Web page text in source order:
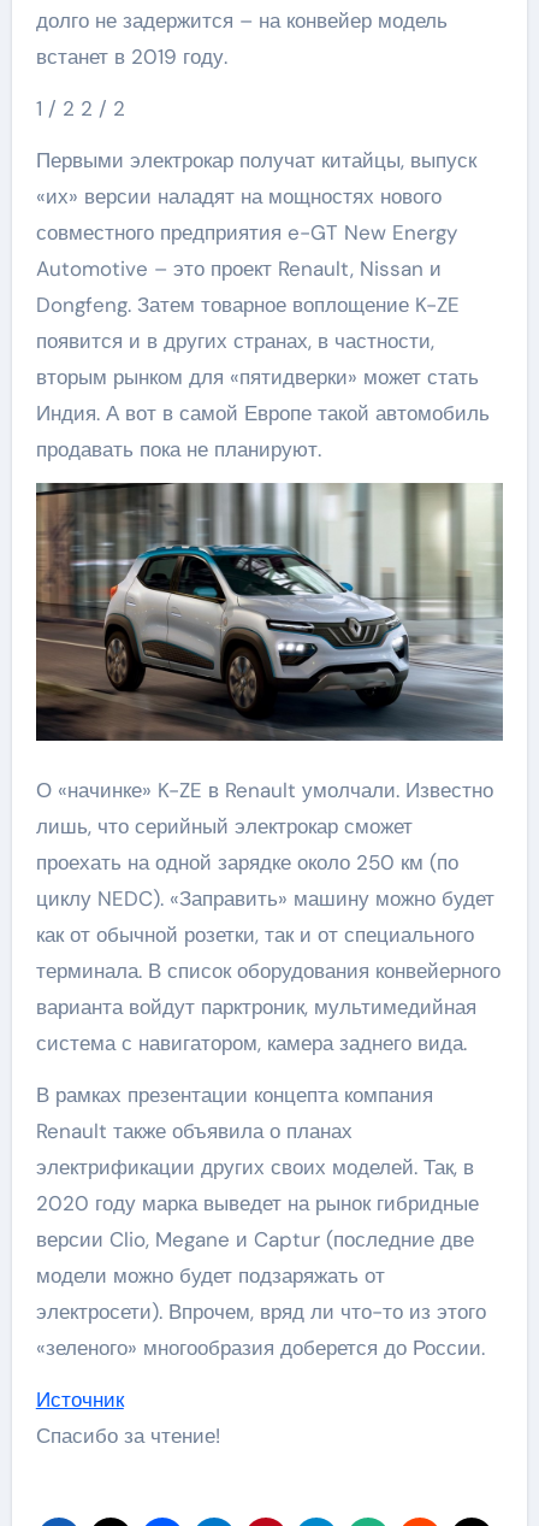
долго не задержится – на конвейер модель
встанет в 2019 году.
1 / 2 2 / 2
Первыми электрокар получат китайцы, выпуск
«их» версии наладят на мощностях нового
совместного предприятия e-GT New Energy
Automotive – это проект Renault, Nissan и
Dongfeng. Затем товарное воплощение K-ZE
появится и в других странах, в частности,
вторым рынком для «пятидверки» может стать
Индия. А вот в самой Европе такой автомобиль
продавать пока не планируют.
О «начинке» K-ZE в Renault умолчали. Известно
лишь, что серийный электрокар сможет
проехать на одной зарядке около 250 км (по
циклу NEDC). «Заправить» машину можно будет
как от обычной розетки, так и от специального
терминала. В список оборудования конвейерного
варианта войдут парктроник, мультимедийная
система с навигатором, камера заднего вида.
В рамках презентации концепта компания
Renault также объявила о планах
электрификации других своих моделей. Так, в
2020 году марка выведет на рынок гибридные
версии Clio, Megane и Captur (последние две
модели можно будет подзаряжать от
электросети). Впрочем, вряд ли что-то из этого
«зеленого» многообразия доберется до России.
Источник
Спасибо за чтение!